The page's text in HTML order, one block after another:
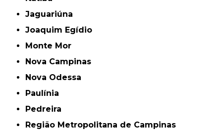
Jaguariúna
Joaquim Egídio
Monte Mor
Nova Campinas
Nova Odessa
Paulínia
Pedreira
Região Metropolitana de Campinas